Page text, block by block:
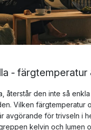
- färgtemperatur
återstår den inte så
Vilken färgtemperatur
avgörande för trivseln i
kelvin och lumen